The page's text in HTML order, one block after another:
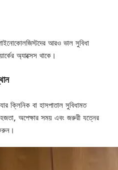
আরও ভাল সুবিধা
অ্যাক্সেস থাকে।
ক্লিনিক বা হাসপাতাল সুবিধামত
সহজতা, অপেক্ষার সময় এবং জরুরী যত্নের